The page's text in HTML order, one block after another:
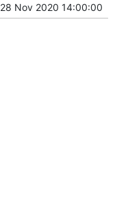
28 Nov 2020 14:00:00